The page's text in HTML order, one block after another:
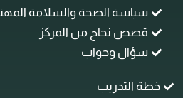
سياسة الصحة والسلامة المهنية
قصص نجاح من المركز
سؤال وجواب
خطة التدريب